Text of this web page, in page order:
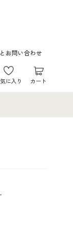
お問い合わせ
に入り カート